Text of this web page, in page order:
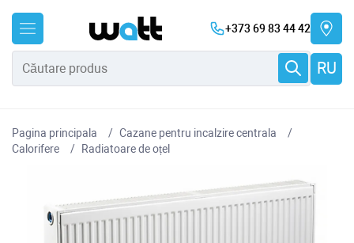
+373 69 83 44 42
RU
Pagina principala
Cazane pentru incalzire centrala
Сalorifere
Radiatoare de oțel